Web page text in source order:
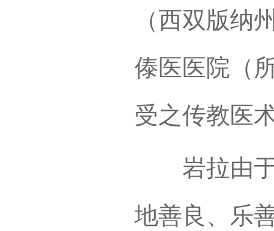
（西双版纳
傣医医院（
受之传教医
岩拉由于
地善良、乐